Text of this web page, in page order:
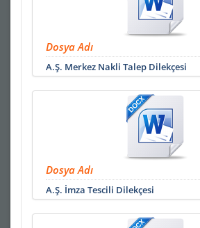
Dosya Adı
A.Ş. Merkez Nakli Talep Dilekçesi
Dosya Adı
A.Ş. İmza Tescili Dilekçesi